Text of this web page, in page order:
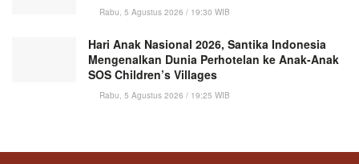
Rabu, 5 Agustus 2026 / 19:30 WIB
Hari Anak Nasional 2026, Santika Indonesia
Mengenalkan Dunia Perhotelan ke Anak-Anak
SOS Children’s Villages
Rabu, 5 Agustus 2026 / 19:25 WIB